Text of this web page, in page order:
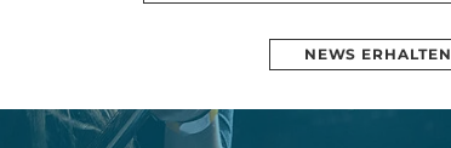
NEWS ERHALTEN